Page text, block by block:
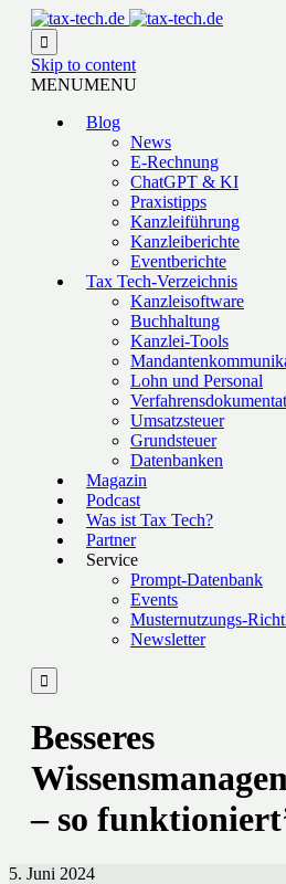

Skip to content
MENUMENU
Blog
News
E-Rechnung
ChatGPT & KI
Praxistipps
Kanzleiführung
Kanzleiberichte
Eventberichte
Tax Tech-Verzeichnis
Kanzleisoftware
Buchhaltung
Kanzlei-Tools
Lohn und Personal
Umsatzsteuer
Grundsteuer
Datenbanken
Magazin
Podcast
Was ist Tax Tech?
Partner
Service
Prompt-Datenbank
Events
Musternutzungs-
Newsletter

Besseres
– so
5. Juni 2024